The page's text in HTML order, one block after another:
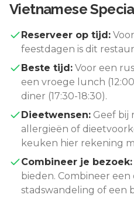
Vietnamese
Reserveer op tijd:
feestdagen is dit
Beste tijd: Voor een
een vroege lunch
diner (17:30-18:30).
Dieetwensen: Geef bij
allergieën of
keuken hier rekening
Combineer je bezoek:
bieden. Combineer
stadswandeling of een